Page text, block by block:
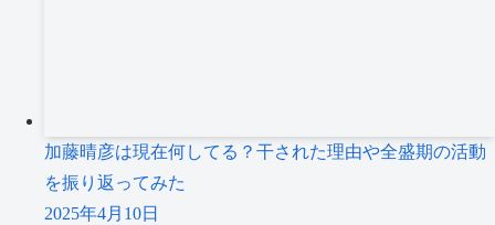
加藤晴彦は現在何してる？干された理由や全盛期の活動
を振り返ってみた
2025年4月10日